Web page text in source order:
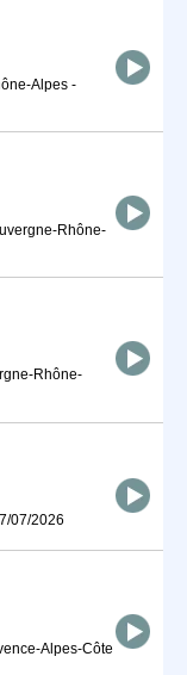
Alpes -
Rhône-
Rhône-
07/2026
Alpes-Côte